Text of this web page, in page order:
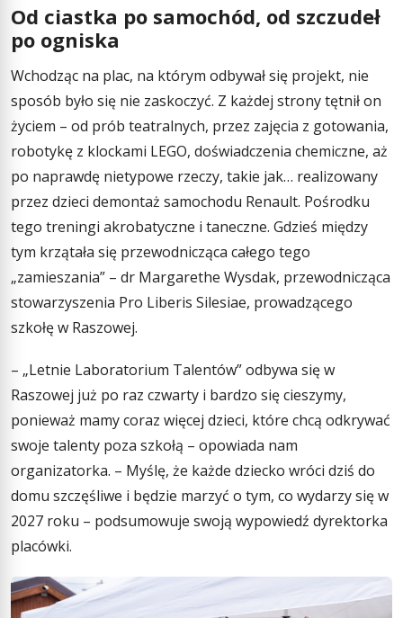
Od ciastka po samochód, od szczudeł
po ogniska
Wchodząc na plac, na którym odbywał się projekt, nie
sposób było się nie zaskoczyć. Z każdej strony tętnił on
życiem – od prób teatralnych, przez zajęcia z gotowania,
robotykę z klockami LEGO, doświadczenia chemiczne, aż
po naprawdę nietypowe rzeczy, takie jak… realizowany
przez dzieci demontaż samochodu Renault. Pośrodku
tego treningi akrobatyczne i taneczne. Gdzieś między
tym krzątała się przewodnicząca całego tego
„zamieszania” – dr Margarethe Wysdak, przewodnicząca
stowarzyszenia Pro Liberis Silesiae, prowadzącego
szkołę w Raszowej.
– „Letnie Laboratorium Talentów” odbywa się w
Raszowej już po raz czwarty i bardzo się cieszymy,
ponieważ mamy coraz więcej dzieci, które chcą odkrywać
swoje talenty poza szkołą – opowiada nam
organizatorka. – Myślę, że każde dziecko wróci dziś do
domu szczęśliwe i będzie marzyć o tym, co wydarzy się w
2027 roku – podsumowuje swoją wypowiedź dyrektorka
placówki.